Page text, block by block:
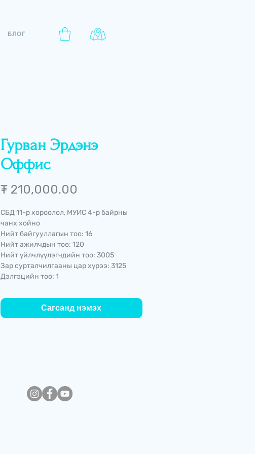
БЛОГ
Гурван Эрдэнэ
Оффис
₮ 210,000.00
СБД 11-р хороолол, МУИС 4-р байрны
чанх хойно
Нийт байгууллагын тоо: 16
Нийт ажилчдын тоо: 120
Нийт үйлчлүүлэгчдийн тоо: 3005
Зар сурталчилгааны цар хүрээ: 3125
Дэлгэцийн тоо: 1
Сагсанд нэмэх